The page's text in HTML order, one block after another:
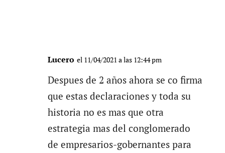
Lucero el 11/04/2021 a las 12:44 pm
Despues de 2 años ahora se co firma
que estas declaraciones y toda su
historia no es mas que otra
estrategia mas del conglomerado
de empresarios-gobernantes para